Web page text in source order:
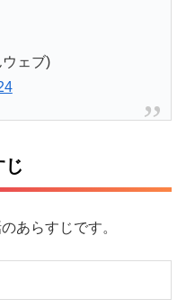
ェブ)
じ
あらすじです。